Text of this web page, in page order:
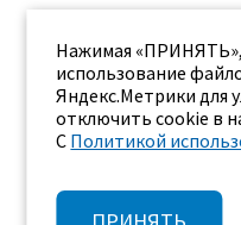
Нажимая
использование
Яндекс.Метрики для
отключить cookie в
С Политикой
г. Воронеж, ул.